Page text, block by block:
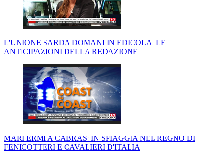
L'UNIONE SARDA DOMANI IN EDICOLA, LE
ANTICIPAZIONI DELLA REDAZIONE
MARI ERMI A CABRAS: IN SPIAGGIA NEL REGNO DI
FENICOTTERI E CAVALIERI D'ITALIA